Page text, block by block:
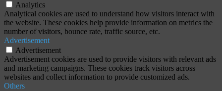
Analytics
Analytical cookies are used to understand how visitors interact with
the website. These cookies help provide information on metrics the
number of visitors, bounce rate, traffic source, etc.
Advertisement
Advertisement
Advertisement cookies are used to provide visitors with relevant ads
and marketing campaigns. These cookies track visitors across
websites and collect information to provide customized ads.
Others